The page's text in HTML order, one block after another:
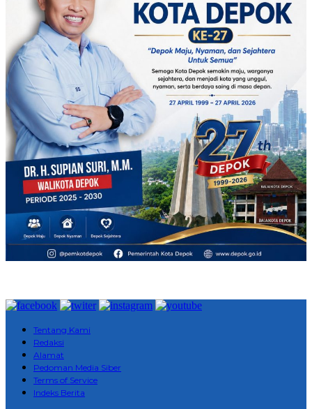
Tentang Kami
Redaksi
Alamat
Pedoman Media Siber
Terms of Service
Indeks Berita